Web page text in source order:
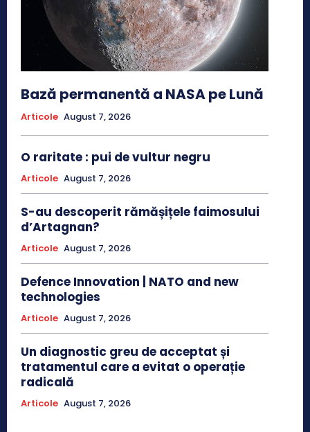
Bază permanentă a NASA pe Lună
Articole August 7, 2026
O raritate : pui de vultur negru
Articole August 7, 2026
S-au descoperit rămășițele faimosului
d’Artagnan?
Articole August 7, 2026
Defence Innovation | NATO and new
technologies
Articole August 7, 2026
Un diagnostic greu de acceptat și
tratamentul care a evitat o operație
radicală
Articole August 7, 2026